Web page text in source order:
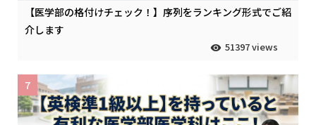
【医学部の格付けチェック！】序列をランキング形式でご紹
介します
51397 views
7